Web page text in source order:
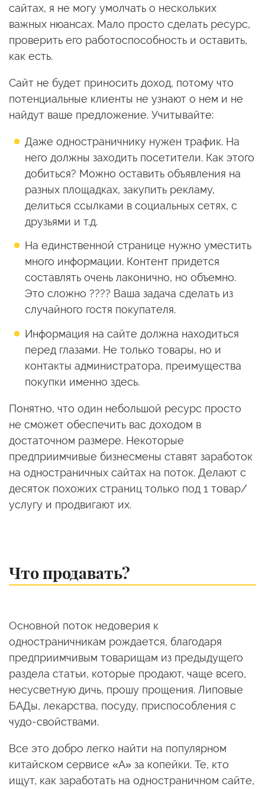
сайтах, я не могу умолчать о нескольких
важных нюансах. Мало просто сделать ресурс,
проверить его работоспособность и оставить,
как есть.
Сайт не будет приносить доход, потому что
потенциальные клиенты не узнают о нем и не
найдут ваше предложение. Учитывайте:
Даже одностраничнику нужен трафик. На
него должны заходить посетители. Как этого
добиться? Можно оставить объявления на
разных площадках, закупить рекламу,
делиться ссылками в социальных сетях, с
друзьями и т.д.
На единственной странице нужно уместить
много информации. Контент придется
составлять очень лаконично, но объемно.
Это сложно ???? Ваша задача сделать из
случайного гостя покупателя.
Информация на сайте должна находиться
перед глазами. Не только товары, но и
контакты администратора, преимущества
покупки именно здесь.
Понятно, что один небольшой ресурс просто
не сможет обеспечить вас доходом в
достаточном размере. Некоторые
предприимчивые бизнесмены ставят заработок
на одностраничных сайтах на поток. Делают с
десяток похожих страниц только под 1 товар/
услугу и продвигают их.
Что продавать?
Основной поток недоверия к
одностраничникам рождается, благодаря
предприимчивым товарищам из предыдущего
раздела статьи, которые продают, чаще всего,
несусветную дичь, прошу прощения. Липовые
БАДы, лекарства, посуду, приспособления с
чудо-свойствами.
Все это добро легко найти на популярном
китайском сервисе «А» за копейки. Те, кто
ищут, как заработать на одностраничном сайте,